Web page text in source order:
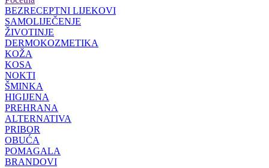
BEZRECEPTNI LIJEKOVI
SAMOLIJEČENJE
ŽIVOTINJE
DERMOKOZMETIKA
KOŽA
KOSA
NOKTI
ŠMINKA
HIGIJENA
PREHRANA
ALTERNATIVA
PRIBOR
OBUĆA
POMAGALA
BRANDOVI